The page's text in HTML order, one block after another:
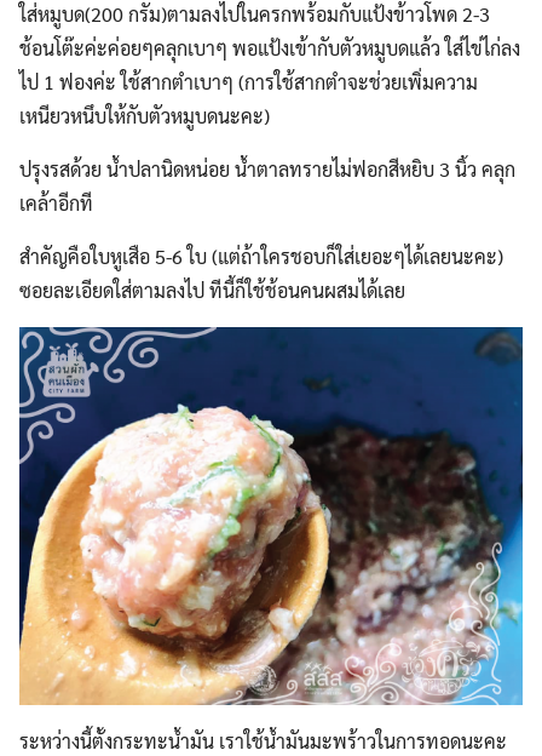
ใส่หมูบด(200 กรัม)ตามลงไปในครกพร้อมกับแป้งข้าวโพด 2-3
ช้อนโต๊ะค่ะค่อยๆคลุกเบาๆ พอแป้งเข้ากับตัวหมูบดแล้ว ใส่ไข่ไก่ลง
ไป 1 ฟองค่ะ ใช้สากตำเบาๆ (การใช้สากตำจะช่วยเพิ่มความ
เหนียวหนึบให้กับตัวหมูบดนะคะ)
ปรุงรสด้วย น้ำปลานิดหน่อย น้ำตาลทรายไม่ฟอกสีหยิบ 3 นิ้ว คลุก
เคล้าอีกที
สำคัญคือใบหูเสือ 5-6 ใบ (แต่ถ้าใครชอบก็ใส่เยอะๆได้เลยนะคะ)
ซอยละเอียดใส่ตามลงไป ทีนี้ก็ใช้ช้อนคนผสมได้เลย
ระหว่างนี้ตั้งกระทะน้ำมัน เราใช้น้ำมันมะพร้าวในการทอดนะคะ